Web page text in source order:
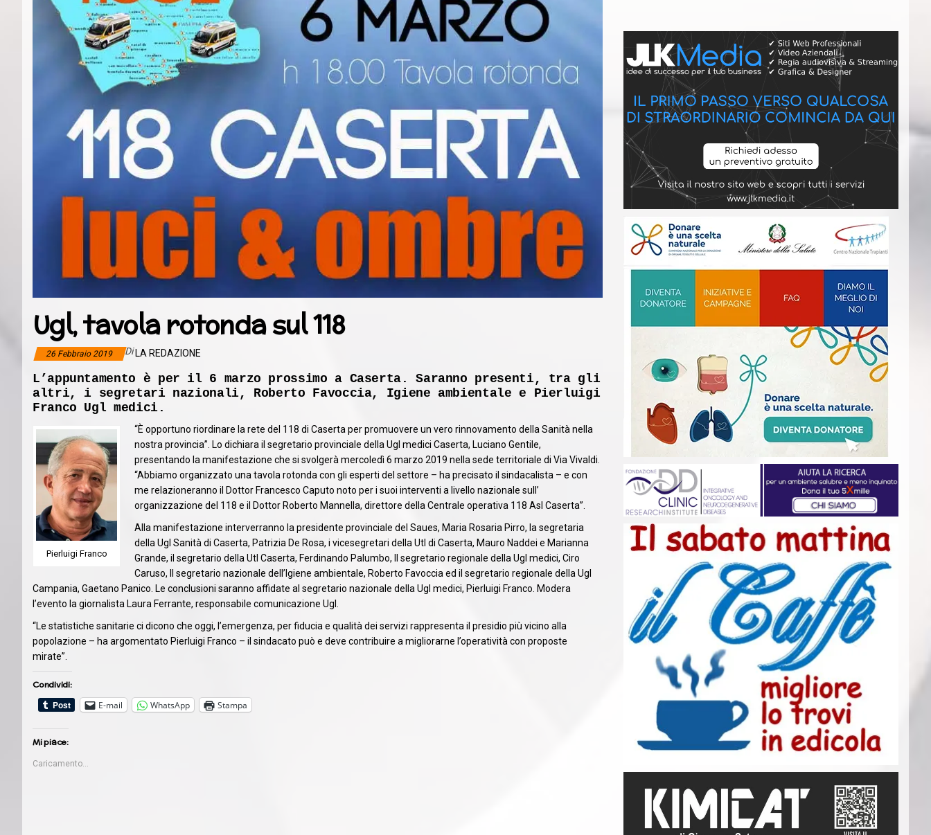
Ugl, tavola rotonda sul 118
26 Febbraio 2019 Di LA REDAZIONE
L’appuntamento è per il 6 marzo prossimo a Caserta. Saranno presenti, tra gli
altri, i segretari nazionali, Roberto Favoccia, Igiene ambientale e Pierluigi
Franco Ugl medici.
Pierluigi Franco
“È opportuno riordinare la rete del 118 di Caserta per promuovere un vero rinnovamento della Sanità nella
nostra provincia”. Lo dichiara il segretario provinciale della Ugl medici Caserta, Luciano Gentile,
presentando la manifestazione che si svolgerà mercoledì 6 marzo 2019 nella sede territoriale di Via Vivaldi.
“Abbiamo organizzato una tavola rotonda con gli esperti del settore – ha precisato il sindacalista – e con
me relazioneranno il Dottor Francesco Caputo noto per i suoi interventi a livello nazionale sull’
organizzazione del 118 e il Dottor Roberto Mannella, direttore della Centrale operativa 118 Asl Caserta”.
Alla manifestazione interverranno la presidente provinciale del Saues, Maria Rosaria Pirro, la segretaria
della Ugl Sanità di Caserta, Patrizia De Rosa, i vicesegretari della Utl di Caserta, Mauro Naddei e Marianna
Grande, il segretario della Utl Caserta, Ferdinando Palumbo, Il segretario regionale della Ugl medici, Ciro
Caruso, Il segretario nazionale dell’Igiene ambientale, Roberto Favoccia ed il segretario regionale della Ugl
Campania, Gaetano Panico. Le conclusioni saranno affidate al segretario nazionale della Ugl medici, Pierluigi Franco. Modera
l’evento la giornalista Laura Ferrante, responsabile comunicazione Ugl.
“Le statistiche sanitarie ci dicono che oggi, l’emergenza, per fiducia e qualità dei servizi rappresenta il presidio più vicino alla
popolazione – ha argomentato Pierluigi Franco – il sindacato può e deve contribuire a migliorarne l’operatività con proposte
mirate”.
Condividi:
E-mail
WhatsApp Stampa
Mi piace:
Caricamento...